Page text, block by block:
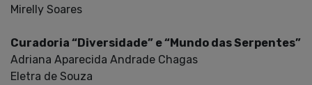
Mirelly Soares
Curadoria “Diversidade” e “Mundo das Serpentes”
Adriana Aparecida Andrade Chagas
Eletra de Souza